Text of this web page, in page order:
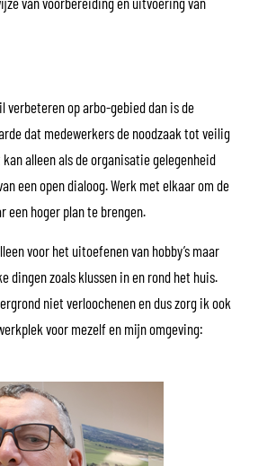
verbeteren op arbo-gebied dan is de
dat medewerkers de noodzaak tot veilig
alleen als de organisatie gelegenheid
een open dialoog. Werk met elkaar om de
een hoger plan te brengen.
voor het uitoefenen van hobby’s maar
dingen zoals klussen in en rond het huis.
niet verloochenen en dus zorg ik ook
voor mezelf en mijn omgeving: